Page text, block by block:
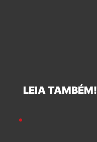
LEIA TAMBÉM!